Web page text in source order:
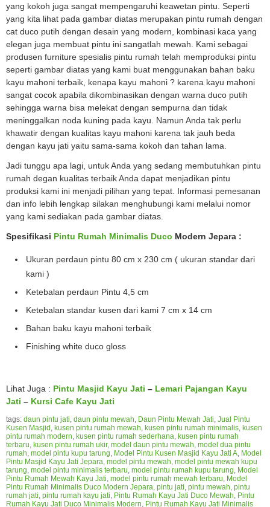
yang kokoh juga sangat mempengaruhi keawetan pintu. Seperti
yang kita lihat pada gambar diatas merupakan pintu rumah dengan
cat duco putih dengan desain yang modern, kombinasi kaca yang
elegan juga membuat pintu ini sangatlah mewah. Kami sebagai
produsen furniture spesialis pintu rumah telah memproduksi pintu
seperti gambar diatas yang kami buat menggunakan bahan baku
kayu mahoni terbaik, kenapa kayu mahoni ? karena kayu mahoni
sangat cocok apabila dikombinasikan dengan warna duco putih
sehingga warna bisa melekat dengan sempurna dan tidak
meninggalkan noda kuning pada kayu. Namun Anda tak perlu
khawatir dengan kualitas kayu mahoni karena tak jauh beda
dengan kayu jati yaitu sama-sama kokoh dan tahan lama.
Jadi tunggu apa lagi, untuk Anda yang sedang membutuhkan pintu
rumah degan kualitas terbaik Anda dapat menjadikan pintu
produksi kami ini menjadi pilihan yang tepat. Informasi pemesanan
dan info lebih lengkap silakan menghubungi kami melalui nomor
yang kami sediakan pada gambar diatas.
Spesifikasi Pintu Rumah Minimalis Duco Modern Jepara :
Ukuran perdaun pintu 80 cm x 230 cm ( ukuran standar dari
kami )
Ketebalan perdaun Pintu 4,5 cm
Ketebalan standar kusen dari kami 7 cm x 14 cm
Bahan baku kayu mahoni terbaik
Finishing white duco gloss
Lihat Juga : Pintu Masjid Kayu Jati – Lemari Pajangan Kayu
Jati – Kursi Cafe Kayu Jati
tags: daun pintu jati, daun pintu mewah, Daun Pintu Mewah Jati, Jual Pintu
Kusen Masjid , kusen pintu rumah mewah, kusen pintu rumah minimalis, kusen
pintu rumah modern, kusen pintu rumah sederhana, kusen pintu rumah
terbaru, kusen pintu rumah ukir, model daun pintu mewah, model dua pintu
rumah, model pintu kupu tarung, Model Pintu Kusen Masjid Kayu Jati A, Model
Pintu Masjid Kayu Jati Jepara, model pintu mewah, model pintu mewah kupu
tarung, model pintu minimalis terbaru, model pintu rumah kupu tarung, Model
Pintu Rumah Mewah Kayu Jati, model pintu rumah mewah terbaru, Model
Pintu Rumah Minimalis Duco Modern Jepara, pintu jati, pintu mewah, pintu
rumah jati, pintu rumah kayu jati, Pintu Rumah Kayu Jati Duco Mewah, Pintu
Rumah Kayu Jati Duco Minimalis Modern, Pintu Rumah Kayu Jati Minimalis